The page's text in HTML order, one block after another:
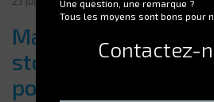
Maintenance d’une
stockage : bonnes
points de vigilance
Une question, une remarque ?
Tous les moyens sont bons pour
Contactez-